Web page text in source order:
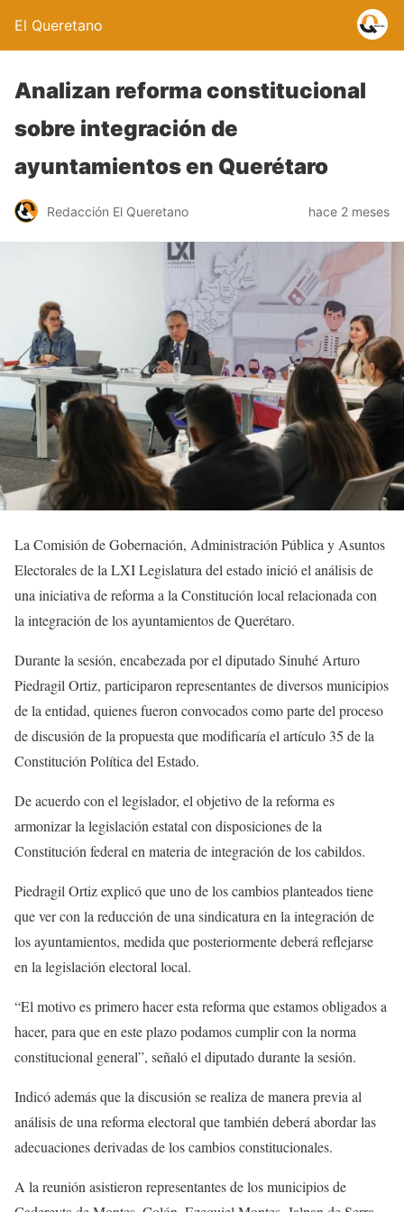
El Queretano
Analizan reforma constitucional
sobre integración de
ayuntamientos en Querétaro
Redacción El Queretano hace 2 meses
La Comisión de Gobernación, Administración Pública y Asuntos
Electorales de la LXI Legislatura del estado inició el análisis de
una iniciativa de reforma a la Constitución local relacionada con
la integración de los ayuntamientos de Querétaro.
Durante la sesión, encabezada por el diputado Sinuhé Arturo
Piedragil Ortiz, participaron representantes de diversos municipios
de la entidad, quienes fueron convocados como parte del proceso
de discusión de la propuesta que modificaría el artículo 35 de la
Constitución Política del Estado.
De acuerdo con el legislador, el objetivo de la reforma es
armonizar la legislación estatal con disposiciones de la
Constitución federal en materia de integración de los cabildos.
Piedragil Ortiz explicó que uno de los cambios planteados tiene
que ver con la reducción de una sindicatura en la integración de
los ayuntamientos, medida que posteriormente deberá reflejarse
en la legislación electoral local.
“El motivo es primero hacer esta reforma que estamos obligados a
hacer, para que en este plazo podamos cumplir con la norma
constitucional general”, señaló el diputado durante la sesión.
Indicó además que la discusión se realiza de manera previa al
análisis de una reforma electoral que también deberá abordar las
adecuaciones derivadas de los cambios constitucionales.
A la reunión asistieron representantes de los municipios de